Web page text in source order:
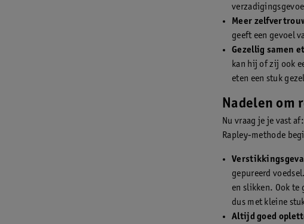
Meer
geeft een gevoel
Gezellig samen
kan hij of zij ook
eten een stuk
Nadelen om
Nu vraag je je vast
Rapley-methode
gepureerd
en slikken. Ook te
dus met kleine
Altijd goed